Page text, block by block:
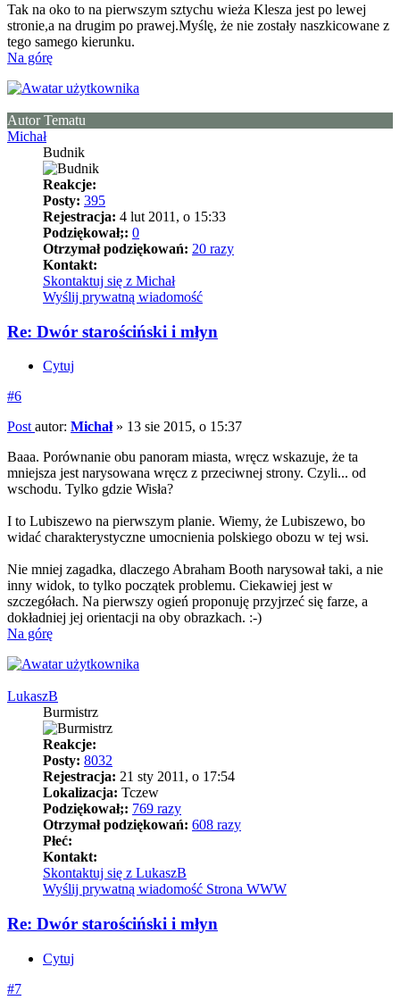
Tak na oko to na pierwszym sztychu wieża Klesza jest po lewej
stronie,a na drugim po prawej.Myślę, że nie zostały naszkicowane z
tego samego kierunku.
Na górę
Autor Tematu
Michał
Budnik
Reakcje:
Posty: 395
Rejestracja: 4 lut 2011, o 15:33
Podziękował;: 0
Otrzymał podziękowań: 20 razy
Kontakt:
Skontaktuj się z Michał
Wyślij prywatną wiadomość
Re: Dwór starościński i młyn
Cytuj
#6
Post autor: Michał» 13 sie 2015, o 15:37
Baaa. Porównanie obu panoram miasta, wręcz wskazuje, że ta
mniejsza jest narysowana wręcz z przeciwnej strony. Czyli... od
wschodu. Tylko gdzie Wisła?
I to Lubiszewo na pierwszym planie. Wiemy, że Lubiszewo, bo
widać charakterystyczne umocnienia polskiego obozu w tej wsi.
Nie mniej zagadka, dlaczego Abraham Booth narysował taki, a nie
inny widok, to tylko początek problemu. Ciekawiej jest w
szczegółach. Na pierwszy ogień proponuję przyjrzeć się farze, a
dokładniej jej orientacji na oby obrazkach. :-)
Na górę
LukaszB
Burmistrz
Reakcje:
Posty: 8032
Rejestracja: 21 sty 2011, o 17:54
Lokalizacja: Tczew
Podziękował;: 769 razy
Otrzymał podziękowań: 608 razy
Płeć:
Kontakt:
Skontaktuj się z LukaszB
Wyślij prywatną wiadomość Strona WWW
Re: Dwór starościński i młyn
Cytuj
#7